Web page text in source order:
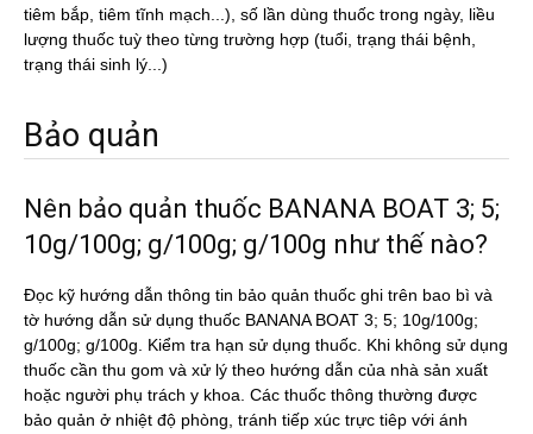
tiêm bắp, tiêm tĩnh mạch...), số lần dùng thuốc trong ngày, liều
lượng thuốc tuỳ theo từng trường hợp (tuổi, trạng thái bệnh,
trạng thái sinh lý...)
Bảo quản
Nên bảo quản thuốc BANANA BOAT 3; 5;
10g/100g; g/100g; g/100g như thế nào?
Đọc kỹ hướng dẫn thông tin bảo quản thuốc ghi trên bao bì và
tờ hướng dẫn sử dụng thuốc BANANA BOAT 3; 5; 10g/100g;
g/100g; g/100g. Kiểm tra hạn sử dụng thuốc. Khi không sử dụng
thuốc cần thu gom và xử lý theo hướng dẫn của nhà sản xuất
hoặc người phụ trách y khoa. Các thuốc thông thường được
bảo quản ở nhiệt độ phòng, tránh tiếp xúc trực tiêp với ánh